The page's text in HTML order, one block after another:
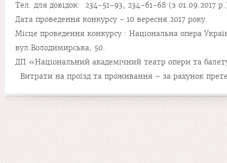
Тел. для довідок: 234-51-93, 234-61-68 (з 01.09.2017
Дата проведення конкурсу - 10 вересня 2017 року.
Місце проведення конкурсу : Національна опера
вул.Володимирська, 50.
ДП «Національний академічний театр опери та
Витрати на проїзд та проживання – за рахунок